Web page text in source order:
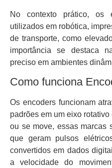
No contexto prático, os
utilizados em robótica,
de transporte, como
importância se destaca
preciso em ambientes
Como funciona
Os encoders funcionam
padrões em um eixo
ou se move, essas marcas
que geram pulsos
convertidos em dados
a velocidade do